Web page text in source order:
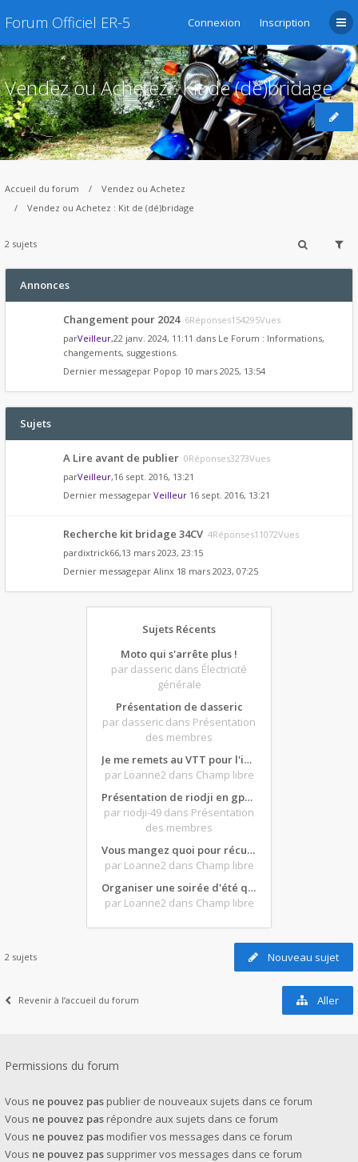
Forum Officiel ER-5 Connexion Inscription
Vendez ou Achetez : Kit de (dé)bridage
Accueil du forum
Vendez ou Achetez
Vendez ou Achetez : Kit de (dé)bridage
2 sujets
Annonces
Changement pour 2024 6Réponses154295Vues
parVeilleur,22 janv. 2024, 11:11 dans Le Forum : Informations,
changements, suggestions.
Dernier messagepar Popop 10 mars 2025, 13:54
Sujets
A Lire avant de publier 0Réponses3273Vues
parVeilleur,16 sept. 2016, 13:21
Dernier messagepar Veilleur 16 sept. 2016, 13:21
Recherche kit bridage 34CV 4Réponses11072Vues
pardixtrick66,13 mars 2023, 23:15
Dernier messagepar Alinx 18 mars 2023, 07:25
Sujets Récents
Moto qui s'arrête plus !
par dasseric dans Électricité
générale
Présentation de dasseric
par dasseric dans Présentation
des membres
Je me remets au VTT pour l'intersaison, version électrique
par Loanne2 dans Champ libre
Présentation de riodji en gpz500
par riodji-49 dans Présentation
des membres
Vous mangez quoi pour récupérer après une grosse journée de moto ?
par Loanne2 dans Champ libre
Organiser une soirée d'été qui claque : vos bons plans matos ?
par Loanne2 dans Champ libre
Nouveau sujet
2 sujets
Revenir à l’accueil du forum Aller
Permissions du forum
Vous ne pouvez pas publier de nouveaux sujets dans ce forum
Vous ne pouvez pas répondre aux sujets dans ce forum
Vous ne pouvez pas modifier vos messages dans ce forum
Vous ne pouvez pas supprimer vos messages dans ce forum